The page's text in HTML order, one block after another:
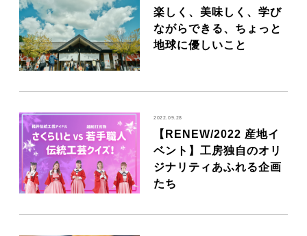
楽しく、美味しく、学び
ながらできる、ちょっと
地球に優しいこと
2022.09.28
【RENEW/2022 産地イ
ベント】工房独自のオリ
ジナリティあふれる企画
たち